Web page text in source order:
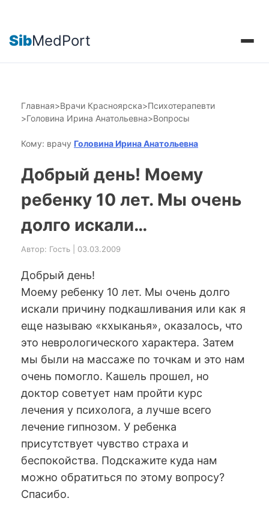
SibMedPort
Главная>Врачи Красноярска>Психотерапевти
>Головина Ирина Анатольевна>Вопросы
Кому: врачу Головина Ирина Анатольевна
Добрый день! Моему
ребенку 10 лет. Мы очень
долго искали…
Автор: Гость | 03.03.2009
Добрый день!
Моему ребенку 10 лет. Мы очень долго
искали причину подкашливания или как я
еще называю «кхыканья», оказалось, что
это неврологического характера. Затем
мы были на массаже по точкам и это нам
очень помогло. Кашель прошел, но
доктор советует нам пройти курс
лечения у психолога, а лучше всего
лечение гипнозом. У ребенка
присутствует чувство страха и
беспокойства. Подскажите куда нам
можно обратиться по этому вопросу?
Спасибо.